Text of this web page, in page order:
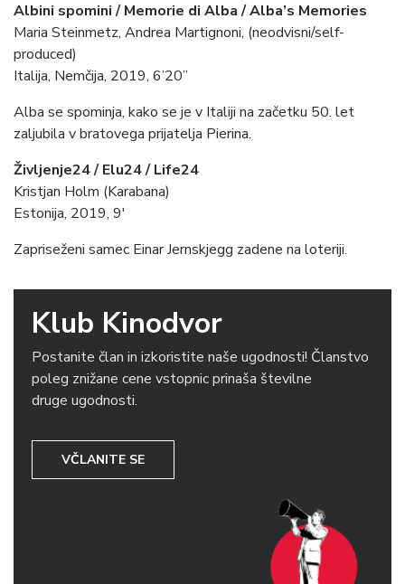
Albini spomini / Memorie di Alba / Alba’s Memories
Maria Steinmetz, Andrea Martignoni, (neodvisni/self-
produced)
Italija, Nemčija, 2019, 6’20”
Alba se spominja, kako se je v Italiji na začetku 50. let
zaljubila v bratovega prijatelja Pierina.
Življenje24 / Elu24 / Life24
Kristjan Holm (Karabana)
Estonija, 2019, 9′
Zapriseženi samec Einar Jernskjegg zadene na loteriji.
Klub Kinodvor
Postanite član in izkoristite naše ugodnosti! Članstvo
poleg znižane cene vstopnic prinaša številne
druge ugodnosti.
VČLANITE SE